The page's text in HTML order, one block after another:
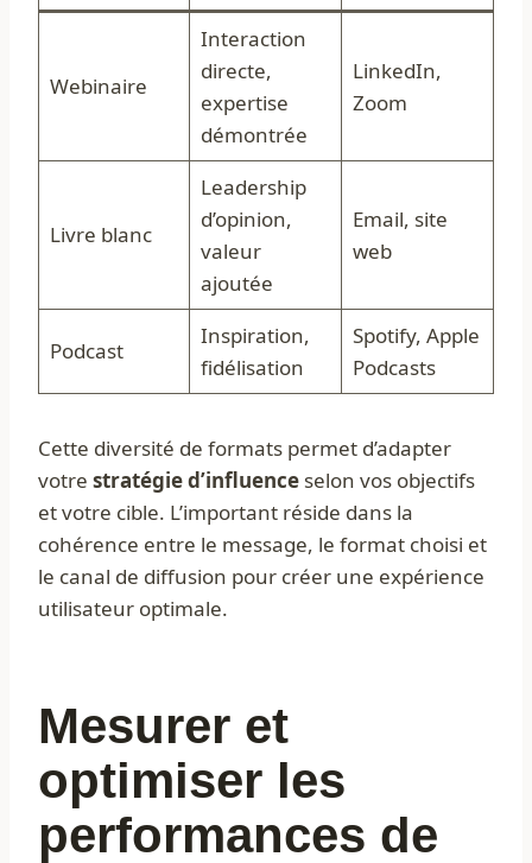
Webinaire
Interaction
directe,
expertise
démontrée
LinkedIn,
Zoom
Livre blanc
Leadership
d’opinion,
valeur
ajoutée
Email, site
web
Podcast
Inspiration,
fidélisation
Spotify, Apple
Podcasts
Cette diversité de formats permet d’adapter
votre stratégie d’influence selon vos objectifs
et votre cible. L’important réside dans la
cohérence entre le message, le format choisi et
le canal de diffusion pour créer une expérience
utilisateur optimale.
Mesurer et
optimiser les
performances de